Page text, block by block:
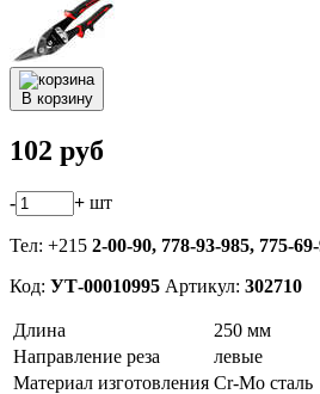
В корзину
102 руб
- + шт
Тел: +215 2-00-90, 778-93-985, 775-
Код: УТ-00010995 Артикул: 302710
Длина
250 мм
Направление реза
левые
Материал изготовления Cr-Mo сталь